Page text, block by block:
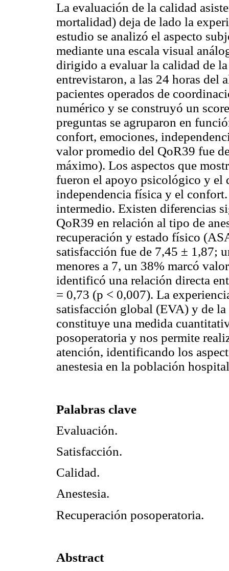
La evaluación de la calidad
mortalidad) deja de lado la
estudio se analizó el aspecto
mediante una escala visual
dirigido a evaluar la calidad de
entrevistaron, a las 24 horas del
pacientes operados de
numérico y se construyó un
preguntas se agruparon en
confort, emociones,
valor promedio del QoR39 fue
máximo). Los aspectos que
fueron el apoyo psicológico y el
independencia física y el
intermedio. Existen diferencias
QoR39 en relación al tipo de
recuperación y estado físico
satisfacción fue de 7,45 ± 1,87;
menores a 7, un 38% marcó
identificó una relación directa
= 0,73 (p < 0,007). La
satisfacción global (EVA) y de
constituye una medida
posoperatoria y nos permite
atención, identificando los
anestesia en la población
Palabras clave
Evaluación.
Satisfacción.
Calidad.
Anestesia.
Recuperación posoperatoria.
Abstract